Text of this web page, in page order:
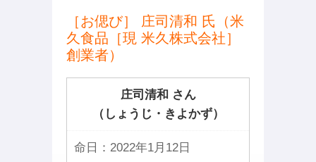
［お偲び］ 庄司清和 氏（米
久食品［現 米久株式会社］
創業者）
庄司清和 さん
（しょうじ・きよかず）
命日： 2022年1月12日